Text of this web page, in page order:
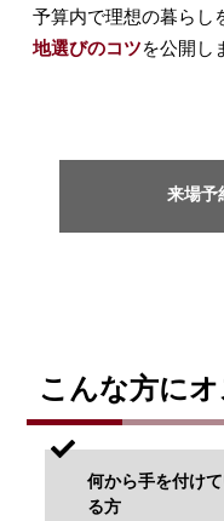
予算内で理想の暮らし
地選びのコツを公開し
来場
こんな方に
何から手を付け
る方